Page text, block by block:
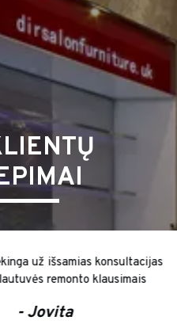
už išsamias konsultacijas
remonto klausimais
- Jovita